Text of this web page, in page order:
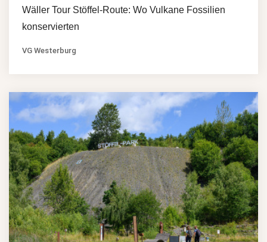
Wäller Tour Stöffel-Route: Wo Vulkane Fossilien
konservierten
VG Westerburg